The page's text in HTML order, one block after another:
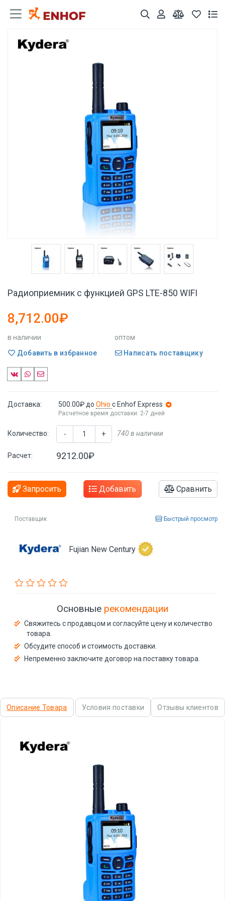
Радиоприемник с функцией GPS LTE-850 WIFI
8,712.00₽
в наличии
оптом
Добавить в избранное
Написать поставщику
Доставка: 500.00₽ до Ohio с Enhof Express
Расчетное время доставки: 2-7 дней
Количество: - + 740 в наличии
Расчет: 9212.00₽
Запросить Добавить Сравнить
Поставщик Быстрый просмотр
Fujian New Century
Основные рекомендации
Свяжитесь с продавцом и согласуйте цену и количество
товара.
Обсудите способ и стоимость доставки.
Непременно заключите договор на поставку товара.
Описание Товара Условия поставки Отзывы клиентов